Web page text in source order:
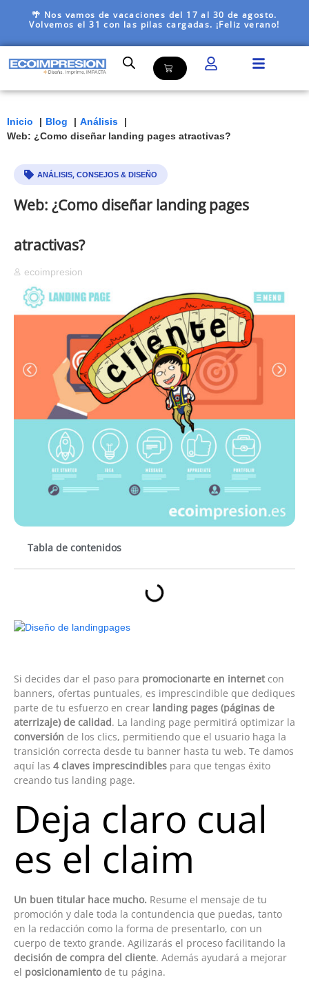
🌴 Nos vamos de vacaciones del 17 al 30 de agosto.
Volvemos el 31 con las pilas cargadas. ¡Feliz verano!
Inicio Blog
Análisis
Web: ¿Como diseñar landing pages atractivas?
ANÁLISIS, CONSEJOS & DISEÑO
Web: ¿Como diseñar landing pages
atractivas?
ecoimpresion
Tabla de contenidos
Si decides dar el paso para promocionarte en internet con
banners, ofertas puntuales, es imprescindible que dediques
parte de tu esfuerzo en crear landing pages (páginas de
aterrizaje) de calidad. La landing page permitirá optimizar la
conversión de los clics, permitiendo que el usuario haga la
transición correcta desde tu banner hasta tu web. Te damos
aquí las 4 claves imprescindibles para que tengas éxito
creando tus landing page.
Deja claro cual
es el claim
Un buen titular hace mucho. Resume el mensaje de tu
promoción y dale toda la contundencia que puedas, tanto
en la redacción como la forma de presentarlo, con un
cuerpo de texto grande. Agilizarás el proceso facilitando la
decisión de compra del cliente. Además ayudará a mejorar
el posicionamientode tu página.